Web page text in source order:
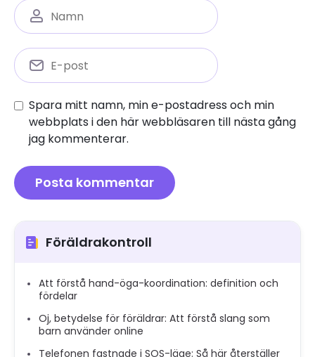
Spara mitt namn, min e-postadress och min
webbplats i den här webbläsaren till nästa gång
jag kommenterar.
Föräldrakontroll
Att förstå hand-öga-koordination: definition och
fördelar
Oj, betydelse för föräldrar: Att förstå slang som
barn använder online
Telefonen fastnade i SOS-läge: Så här återställer